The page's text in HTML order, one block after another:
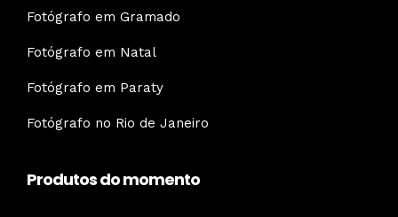
Fotógrafo em Gramado
Fotógrafo em Natal
Fotógrafo em Paraty
Fotógrafo no Rio de Janeiro
Produtos do momento